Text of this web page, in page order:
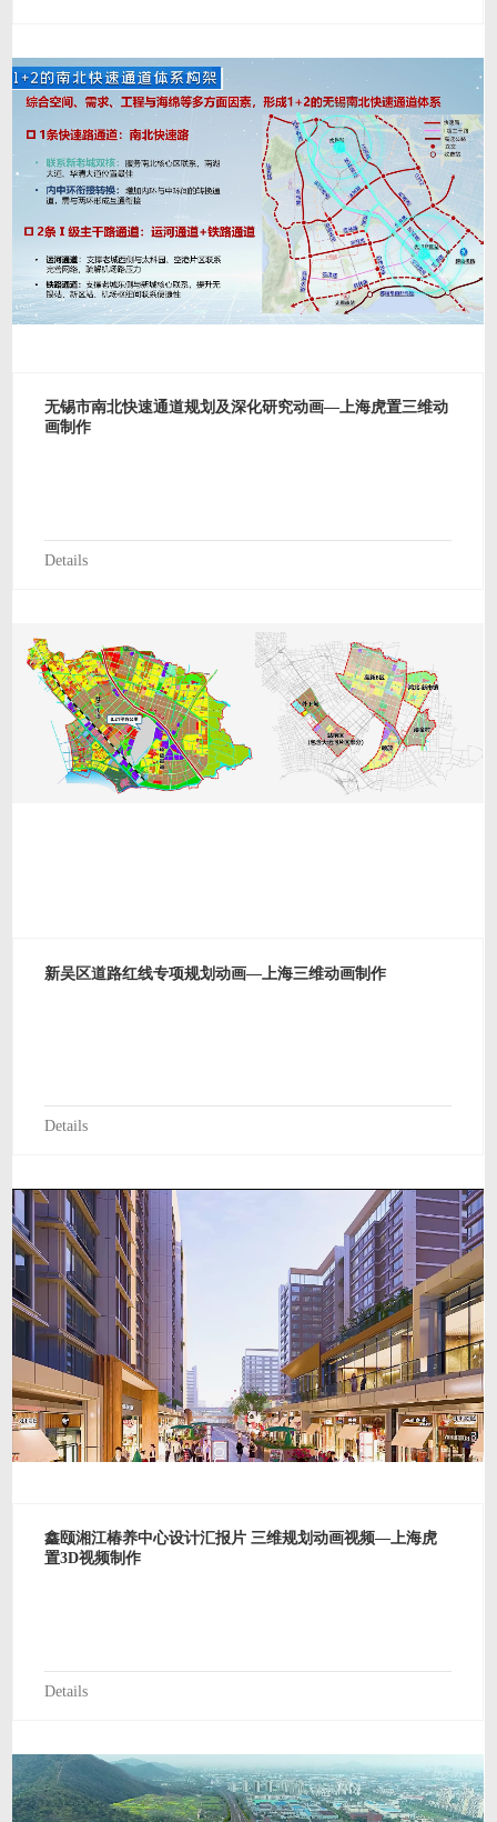
无锡市南北快速通道规划及深化研究动画—上海虎置三维动
画制作
Details
新吴区道路红线专项规划动画—上海三维动画制作
Details
鑫颐湘江椿养中心设计汇报片 三维规划动画视频—上海虎
置3D视频制作
Details